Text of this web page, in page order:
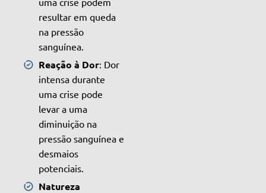
resultar em queda
na pressão
sanguínea.
Reação à Dor: Dor
intensa durante
uma crise pode
levar a uma
diminuição na
pressão sanguínea e
desmaios
potenciais.
Natureza